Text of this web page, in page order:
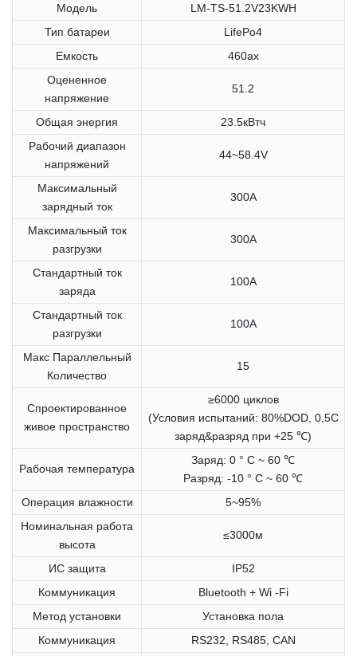
Модель
LM-TS-51.2V23KWH
Тип батареи
LifePo4
Емкость
460ах
Оцененное
напряжение
51.2
Общая энергия
23.5кВтч
Рабочий диапазон
напряжений
44~58.4V
Максимальный
зарядный ток
300A
Максимальный ток
разгрузки
300A
Стандартный ток
заряда
100A
Стандартный ток
разгрузки
100A
Макс Параллельный
Количество
15
Спроектированное
живое пространство
≥6000 циклов
(Условия испытаний: 80%DOD, 0,5C
заряд&разряд при +25 ℃)
Рабочая температура
Заряд: 0 ° C ~ 60 ℃
Разряд: -10 ° C ~ 60 ℃
Операция влажности
5~95%
Номинальная работа
высота
≤3000м
ИС защита
IP52
Коммуникация
Bluetooth + Wi -Fi
Метод установки
Установка пола
Коммуникация
RS232, RS485, CAN